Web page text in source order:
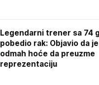
Legendarni trener sa 74
pobedio rak: Objavio da
odmah hoće da preuzme
reprezentaciju